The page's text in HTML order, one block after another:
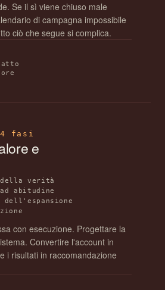
Se il sì viene chiuso male
di campagna impossibile
ciò che segue si complica.
4 fasi
e
della verità
abitudine
dell'espansione
con esecuzione. Progettare la
Convertire l'account in
i risultati in raccomandazione